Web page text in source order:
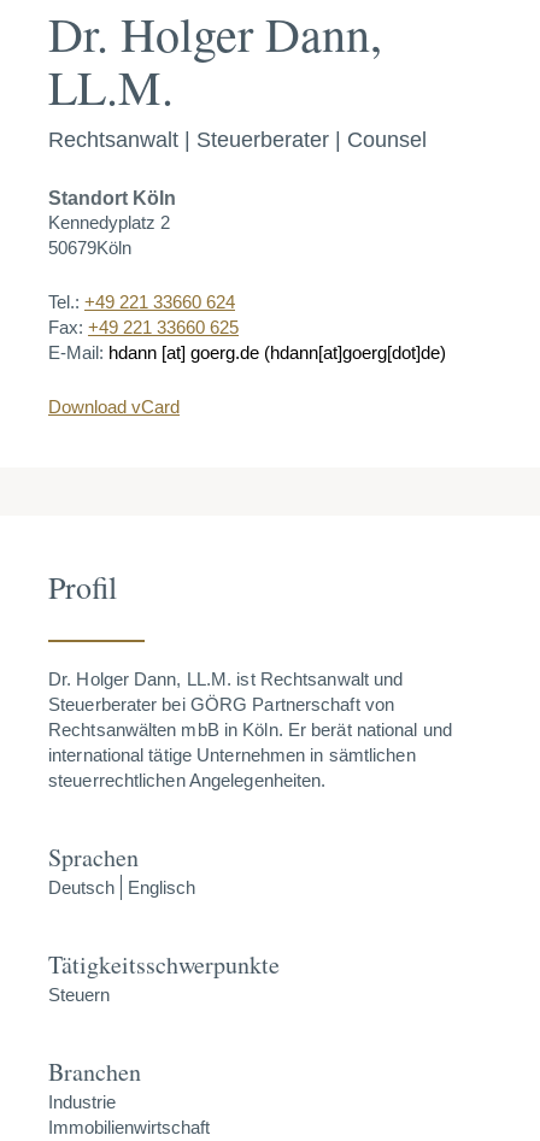
Dr. Holger Dann,
LL.M.
Rechtsanwalt | Steuerberater | Counsel
Standort Köln
Kennedyplatz 2
50679Köln
Tel.: +49 221 33660 624
Fax: +49 221 33660 625
E-Mail: hdann [at] goerg.de (hdann[at]goerg[dot]de)
Download vCard
Profil
Dr. Holger Dann, LL.M. ist Rechtsanwalt und
Steuerberater bei GÖRG Partnerschaft von
Rechtsanwälten mbB in Köln. Er berät national und
international tätige Unternehmen in sämtlichen
steuerrechtlichen Angelegenheiten.
Sprachen
Deutsch Englisch
Tätigkeitsschwerpunkte
Steuern
Branchen
Industrie
Immobilienwirtschaft